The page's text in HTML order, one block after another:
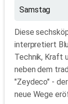
Samstag
Diese
interpretiert
Technik, Kraft
neben dem
"Zeydeco" -
neue Wege